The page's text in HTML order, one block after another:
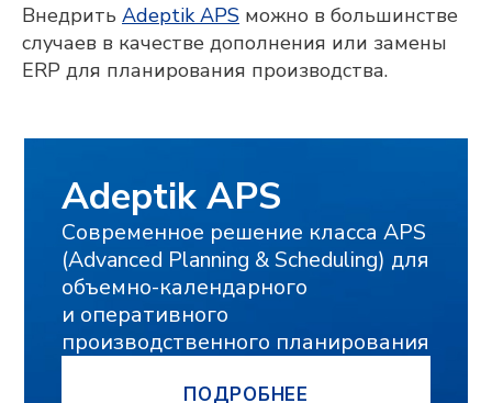
Внедрить Adeptik APS можно в большинстве
случаев в качестве дополнения или замены
ERP для планирования производства.
Adeptik APS
Система расширенного (синхронного)
производственного планирования
MES: МТ.Производство
Компания
Контакты
Вебинары
Импортозамещение
Партнеры